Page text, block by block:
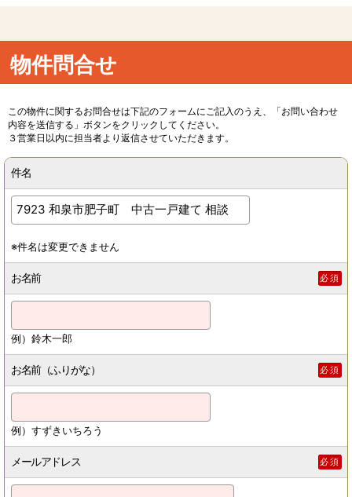
物件問合せ
この物件に関するお問合せは下記のフォームにご記入のうえ、「お問い合わせ
内容を送信する」ボタンをクリックしてください。
３営業日以内に担当者より返信させていただきます。
件名
※件名は変更できません
お名前 必須
例）鈴木一郎
お名前（ふりがな） 必須
例）すずきいちろう
メールアドレス 必須